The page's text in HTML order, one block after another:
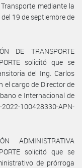
mediante la
19 de septiembre de
DE TRANSPORTE
solicitó que se
del Ing. Carlos
el cargo de Director de
e Internacional de
100428330-APN-
ADMINISTRATIVA
solicitó que se
de prórroga